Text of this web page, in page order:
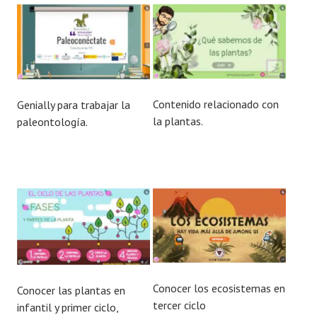
Genially para trabajar la
paleontología.
Contenido relacionado con
la plantas.
Conocer las plantas en
infantil y primer ciclo,
Conocer los ecosistemas en
tercer ciclo